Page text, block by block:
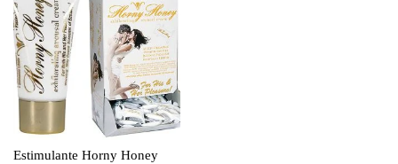
Estimulante Horny Honey